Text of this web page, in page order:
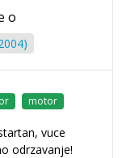
o
motor
vuce
odrzavanje!